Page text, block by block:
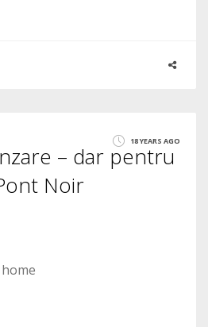
18 YEARS AGO
– dar pentru
Noir